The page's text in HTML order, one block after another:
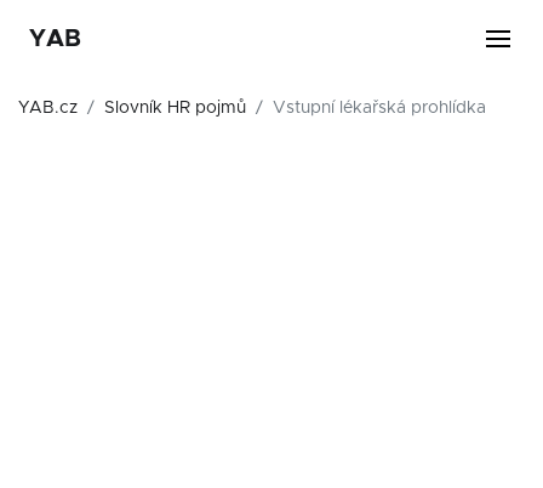
YAB
YAB.cz Slovník HR pojmů Vstupní lékařská prohlídka